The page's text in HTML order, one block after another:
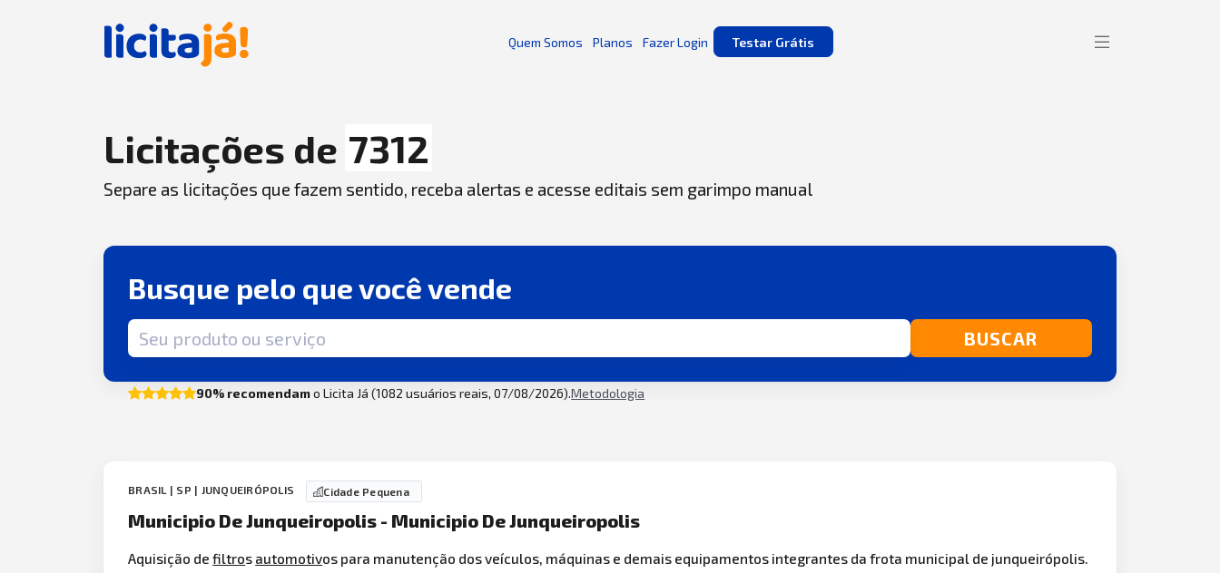
Quem Somos Planos Fazer Login Testar Grátis
Licitações de 7312
Separe as licitações que fazem sentido, receba alertas e acesse editais sem garimpo manual
Busque pelo que você vende
Termo de busca BUSCAR
90% recomendamo Licita Já (1082 usuários reais, 07/08/2026).Metodologia
BRASIL | SP | JUNQUEIRÓPOLIS Cidade Pequena
Municipio De Junqueiropolis - Municipio De Junqueiropolis
Aquisição defiltros automotivos para manutenção dos veículos, máquinas e demais equipamentos integrantes da frota municipal de junqueirópolis.